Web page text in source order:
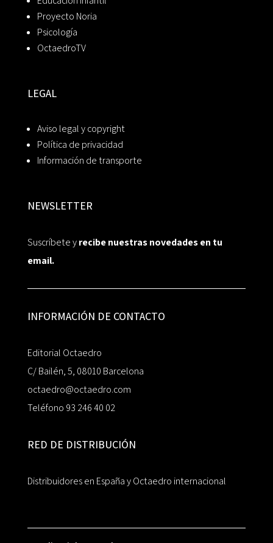
Proyecto Noria
Psicología
OctaedroTV
LEGAL
Aviso legal y copyright
Política de privacidad
Información de transporte
NEWSLETTER
Suscríbete yrecibe nuestras novedades en tu
email.
INFORMACIÓN DE CONTACTO
Editorial Octaedro
C/ Bailén, 5, 08010 Barcelona
octaedro@octaedro.com
Teléfono 93 246 40 02
RED DE DISTRIBUCIÓN
Distribuidores en España y Octaedro internacional